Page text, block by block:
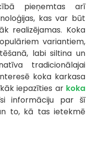
pieņemtas arī
kas var būt
realizējamas. Koka
variantiem,
labi siltina un
tradicionālajai
koka karkasa
iepazīties ar koka
informāciju par šī
to, kā tas ietekmē